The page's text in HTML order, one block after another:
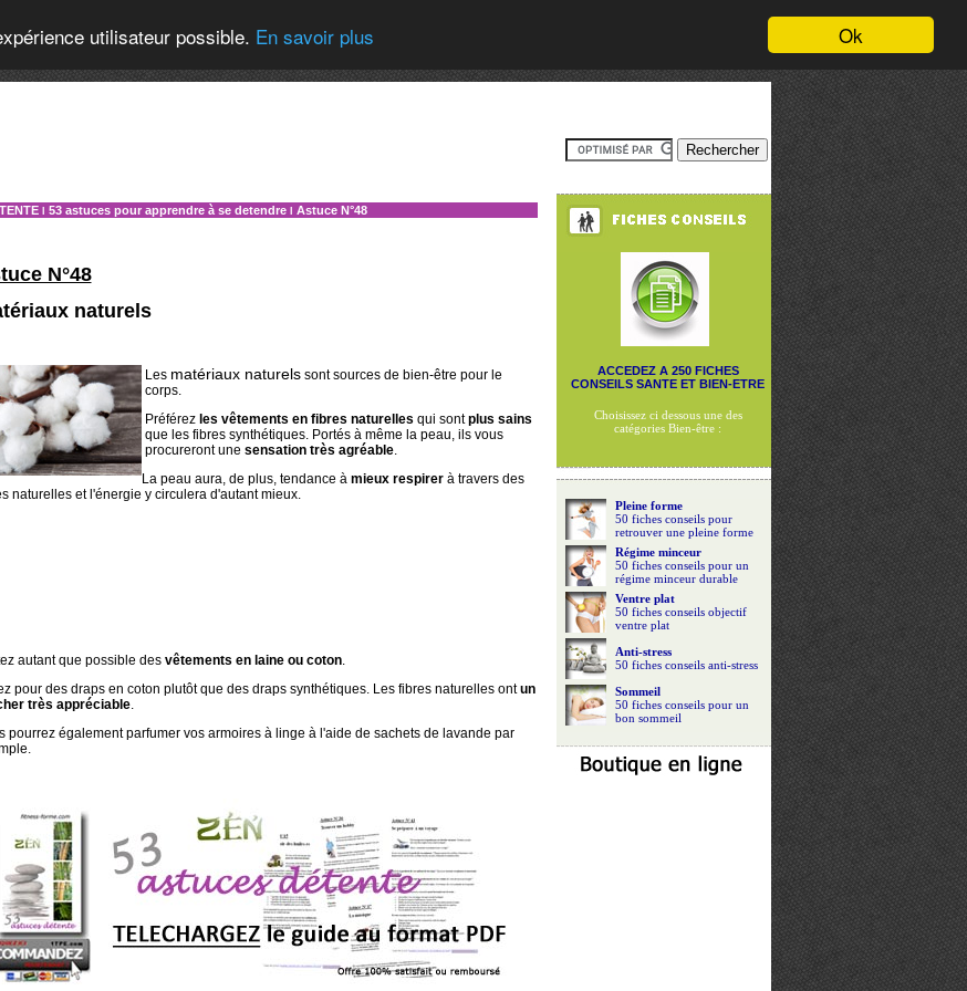
Ok
utilisateur possible. En savoir plus
53 astuces pour apprendre à se detendre Astuce N°48
N°48
naturels
Les matériaux naturelssont sources de bien-être pour le
corps.
Préférez les vêtements en fibres naturelles qui sontplus sains
que les fibres synthétiques. Portés à même la peau, ils vous
procureront une sensation très agréable.
La peau aura, de plus, tendance à mieux respirerà travers des
naturelles et l'énergie y circulera d'autant mieux.
autant que possible desvêtements en laine ou coton.
pour des draps en coton plutôt que des draps synthétiques. Les fibres naturelles ontun
très appréciable.
pourrez également parfumer vos armoires à linge à l'aide de sachets de lavande par
ACCEDEZ A 250 FICHES
CONSEILS SANTE ET BIEN-ETRE
Choisissez ci dessous une des
catégories Bien-être :
Pleine forme
50 fiches conseils pour
retrouver une pleine forme
Régime minceur
50 fiches conseils pour un
régime minceur durable
Ventre plat
50 fiches conseils objectif
ventre plat
Anti-stress
50 fiches conseils anti-stress
Sommeil
50 fiches conseils pour un
bon sommeil